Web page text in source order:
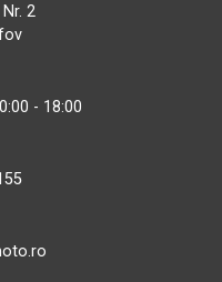
2
- 18:00